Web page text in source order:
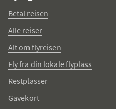
Betal reisen
Alle reiser
Alt om flyreisen
Fly fra din lokale flyplass
Restplasser
Gavekort